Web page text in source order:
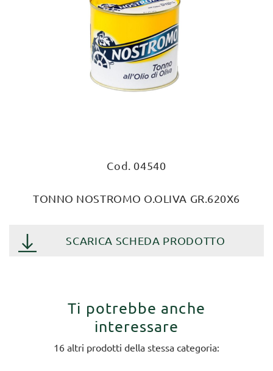
Cod. 04540
TONNO NOSTROMO O.OLIVA GR.620X6
SCARICA SCHEDA PRODOTTO
Ti potrebbe anche
interessare
16 altri prodotti della stessa categoria: